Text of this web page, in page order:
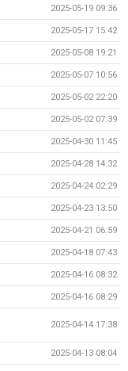
2025-05-19 09:36
2025-05-17 15:42
2025-05-08 19:21
2025-05-07 10:56
2025-05-02 22:20
2025-05-02 07:39
2025-04-30 11:45
2025-04-28 14:32
2025-04-24 02:29
2025-04-23 13:50
2025-04-21 06:59
2025-04-18 07:43
2025-04-16 08:32
2025-04-16 08:29
2025-04-14 17:38
2025-04-13 08:04